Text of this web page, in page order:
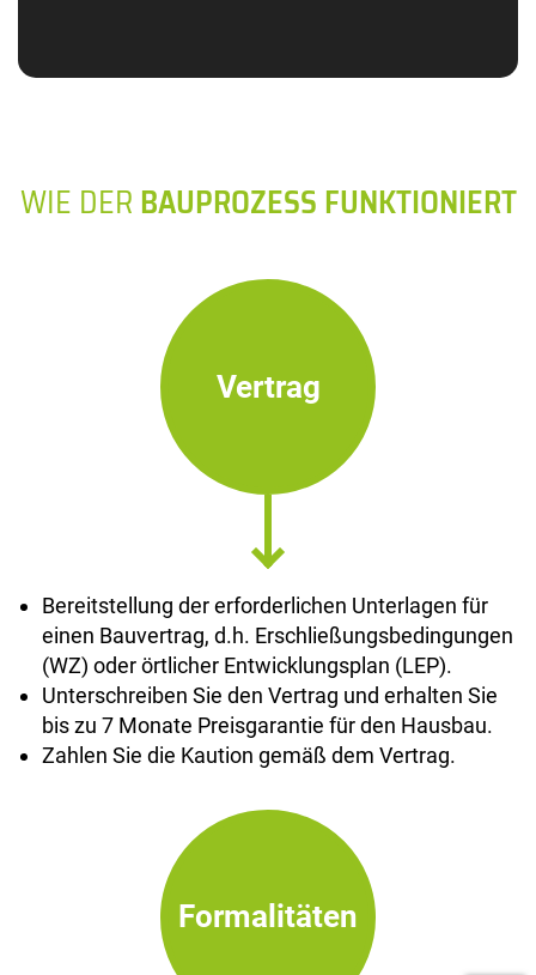
WIE DERBAUPROZESS FUNKTIONIERT
Vertrag
Bereitstellung der erforderlichen Unterlagen für
einen Bauvertrag, d.h. Erschließungsbedingungen
(WZ) oder örtlicher Entwicklungsplan (LEP).
Unterschreiben Sie den Vertrag und erhalten Sie
bis zu 7 Monate Preisgarantie für den Hausbau.
Zahlen Sie die Kaution gemäß dem Vertrag.
Formalitäten